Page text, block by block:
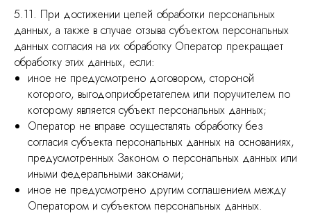
5.11. При достижении целей обработки персональных
данных, а также в случае отзыва субъектом персональных
данных согласия на их обработку Оператор прекращает
обработку этих данных, если:
иное не предусмотрено договором, стороной
которого, выгодоприобретателем или поручителем по
которому является субъект персональных данных;
Оператор не вправе осуществлять обработку без
согласия субъекта персональных данных на основаниях,
предусмотренных Законом о персональных данных или
иными федеральными законами;
иное не предусмотрено другим соглашением между
Оператором и субъектом персональных данных.